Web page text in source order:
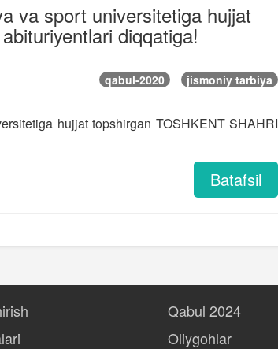
va sport universitetiga hujjat
diqqatiga!
qabul-2020 jismoniy tarbiya
hujjat topshirgan TOSHKENT SHAHRI
Batafsil
Qabul 2024
Oliygohlar